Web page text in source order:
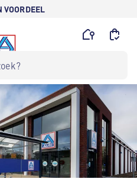
VOORDEEL